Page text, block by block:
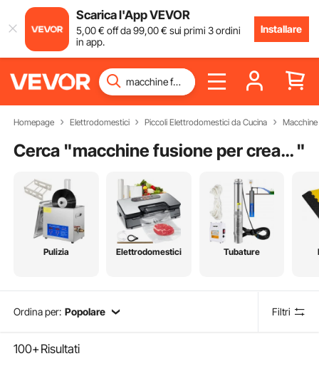
Scarica l'App VEVOR
5,00€ off da99,00€ sui primi 3 ordini
in app.
Installare
Homepage Elettrodomestici Piccoli Elettrodomestici da Cucina
Cerca " macchine fusione per creazione gioielli "
Pulizia Elettrodomestici Tubature
Ordina per: Popolare Filtri
100+Risultati